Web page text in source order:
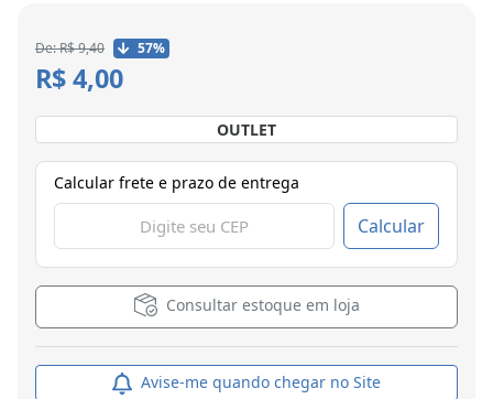
De: R$ 9,40 57%
R$ 4,00
OUTLET
Calcular frete e prazo de entrega
Calcular
Consultar estoque em loja
Avise-me quando chegar no Site